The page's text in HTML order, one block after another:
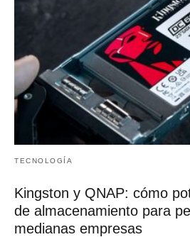
TECNOLOGÍA
Kingston y QNAP: cómo
de almacenamiento para
medianas empresas